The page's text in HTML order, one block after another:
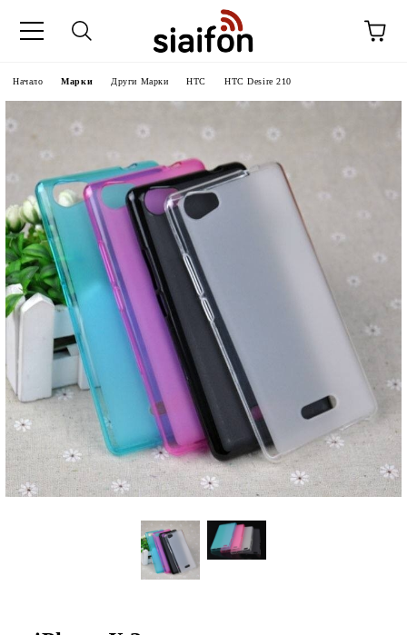
Начало Марки Други Марки HTC HTC Desire 210